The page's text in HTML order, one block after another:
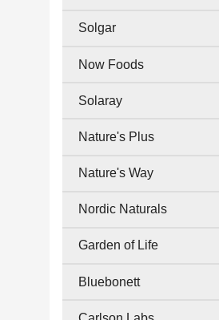
Solgar
Now Foods
Solaray
Nature's Plus
Nature's Way
Nordic Naturals
Garden of Life
Bluebonett